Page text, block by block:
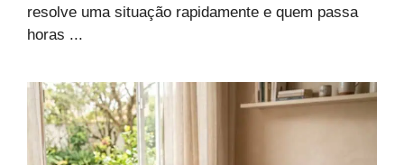
resolve uma situação rapidamente e quem passa
horas ...